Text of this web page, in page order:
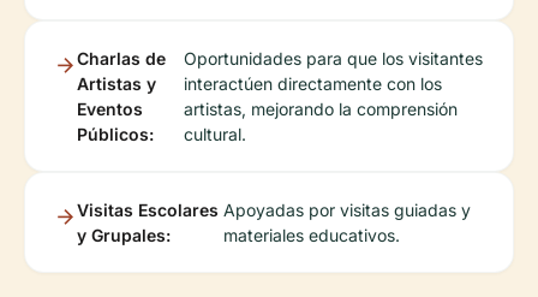
Charlas de
Artistas y
Eventos
Públicos:
Oportunidades para que los visitantes
interactúen directamente con los
artistas, mejorando la comprensión
cultural.
Visitas Escolares
y Grupales:
Apoyadas por visitas guiadas y
materiales educativos.